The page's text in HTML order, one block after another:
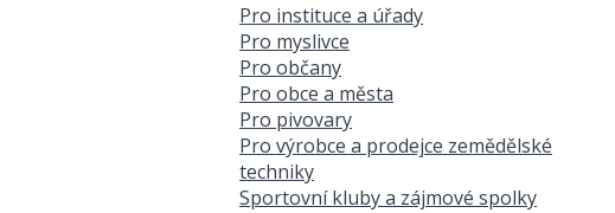
Pro instituce a úřady
Pro myslivce
Pro občany
Pro obce a města
Pro pivovary
Pro výrobce a prodejce zemědělské
techniky
Sportovní kluby a zájmové spolky